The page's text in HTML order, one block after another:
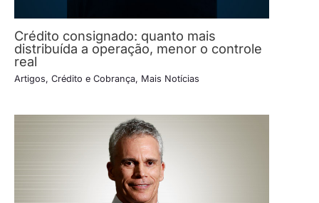
Crédito consignado: quanto mais
distribuída a operação, menor o controle
real
Artigos, Crédito e Cobrança, Mais Notícias